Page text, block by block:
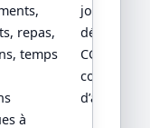
repas,
temps
à
jour, devis
détaillé,
CGV/CPV et
conditions